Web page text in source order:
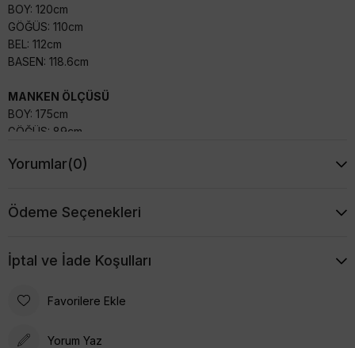
BOY: 120cm
GÖĞÜS: 110cm
BEL: 112cm
BASEN: 118.6cm
MANKEN ÖLÇÜSÜ
BOY: 175cm
GÖĞÜS: 89cm
BASEN: 92cm
Kumaş İçeriği
%100 Polyester
GÖĞÜS
106
Yorumlar(0)
Ödeme Seçenekleri
İptal ve İade Koşulları
Favorilere Ekle
Yorum Yaz